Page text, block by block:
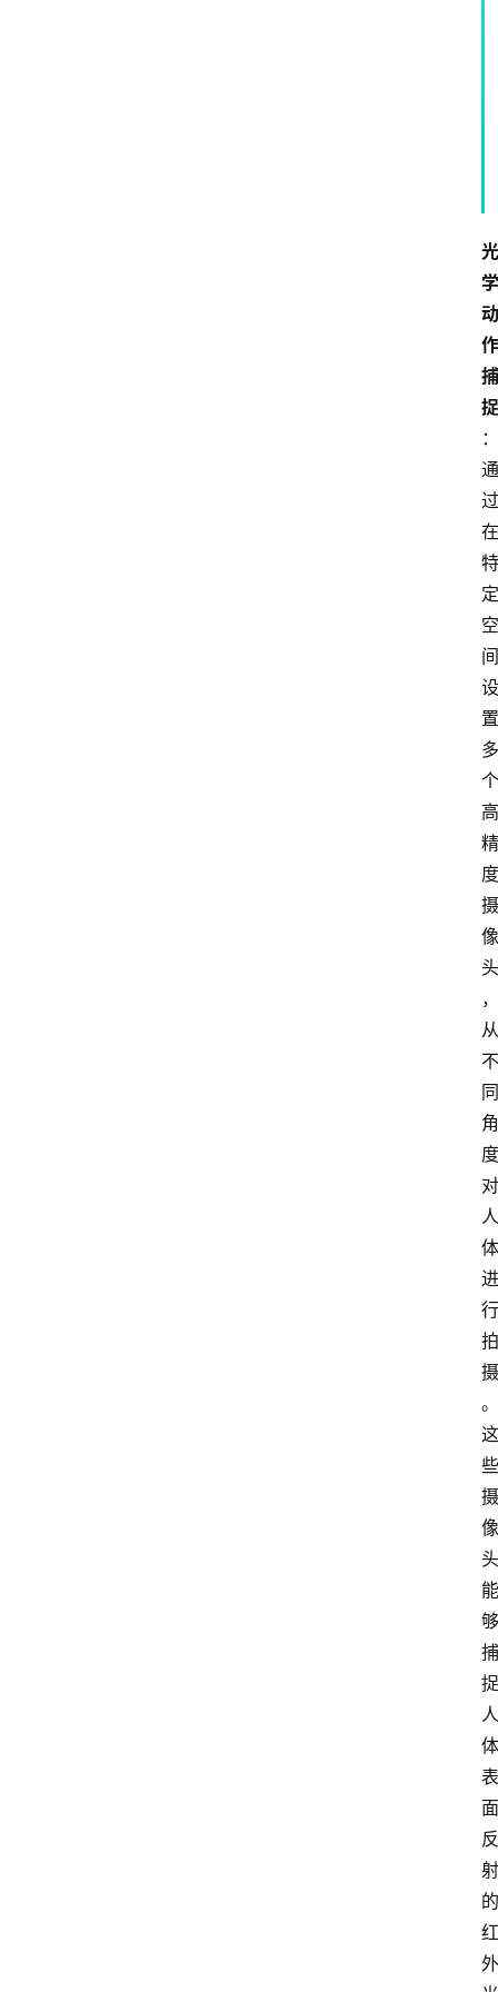
光
学
动
作
捕
捉
：
通
过
在
特
定
空
间
设
置
多
个
高
精
度
摄
像
头
，
从
不
同
角
度
对
人
体
进
行
拍
摄
。
这
些
摄
像
头
能
够
捕
捉
人
体
表
面
反
射
的
红
外